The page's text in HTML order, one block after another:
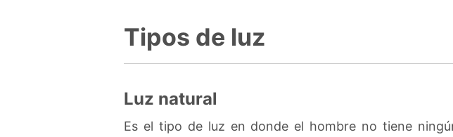
Tipos de luz
Luz natural
Es el tipo de luz en donde el hombre no tiene